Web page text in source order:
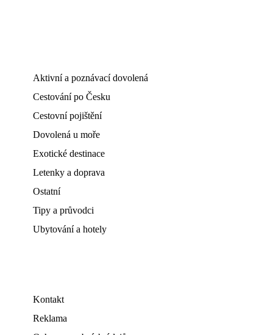
Aktivní a poznávací dovolená
Cestování po Česku
Cestovní pojištění
Dovolená u moře
Exotické destinace
Letenky a doprava
Ostatní
Tipy a průvodci
Ubytování a hotely
Kontakt
Reklama